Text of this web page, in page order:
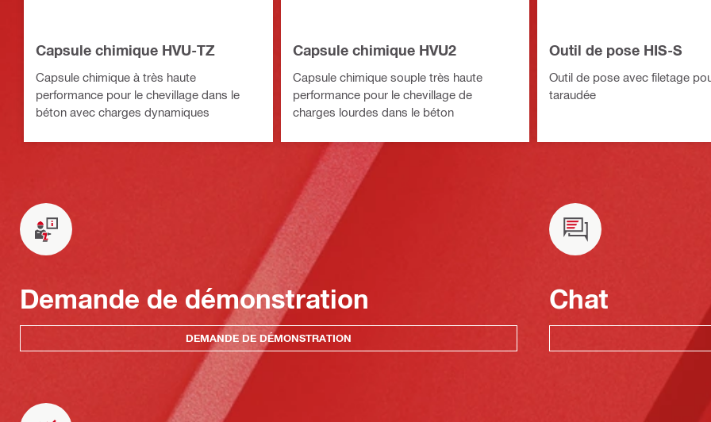
Capsule chimique HVU-TZ
Capsule chimique à très haute
performance pour le chevillage dans le
béton avec charges dynamiques
Capsule chimique HVU2
Capsule chimique souple très haute
performance pour le chevillage de
charges lourdes dans le béton
Outil de pose HIS-S
Outil de pose avec filetage
taraudée
Demande de démonstration
DEMANDE DE DÉMONSTRATION
Chat